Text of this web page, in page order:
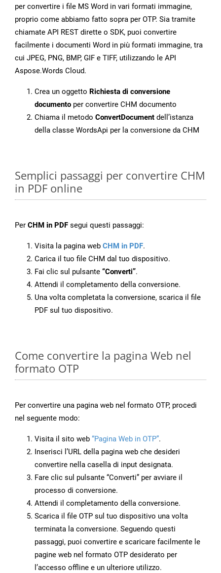
per convertire i file MS Word in vari formati immagine,
proprio come abbiamo fatto sopra per OTP. Sia tramite
chiamate API REST dirette o SDK, puoi convertire
facilmente i documenti Word in più formati immagine, tra
cui JPEG, PNG, BMP, GIF e TIFF, utilizzando le API
Aspose.Words Cloud.
Crea un oggetto Richiesta di conversione
documento per convertire CHM documento
Chiama il metodo ConvertDocument dell’istanza
della classe WordsApi per la conversione da CHM
Semplici passaggi per convertire CHM
in PDF online
Per CHM in PDF segui questi passaggi:
Visita la pagina web CHM in PDF.
Carica il tuo file CHM dal tuo dispositivo.
Fai clic sul pulsante “Converti”.
Attendi il completamento della conversione.
Una volta completata la conversione, scarica il file
PDF sul tuo dispositivo.
Come convertire la pagina Web nel
formato OTP
Per convertire una pagina web nel formato OTP, procedi
nel seguente modo:
Visita il sito web “Pagina Web in OTP”.
Inserisci l’URL della pagina web che desideri
convertire nella casella di input designata.
Fare clic sul pulsante “Converti” per avviare il
processo di conversione.
Attendi il completamento della conversione.
Scarica il file OTP sul tuo dispositivo una volta
terminata la conversione. Seguendo questi
passaggi, puoi convertire e scaricare facilmente le
pagine web nel formato OTP desiderato per
l’accesso offline e un ulteriore utilizzo.